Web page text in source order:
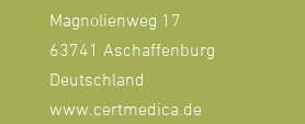
Magnolienweg 17
63741 Aschaffenburg
Deutschland
www.certmedica.de